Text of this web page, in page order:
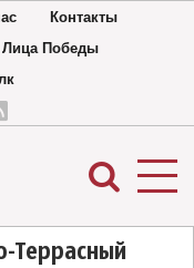
Контакты
Лица Победы
Террасный